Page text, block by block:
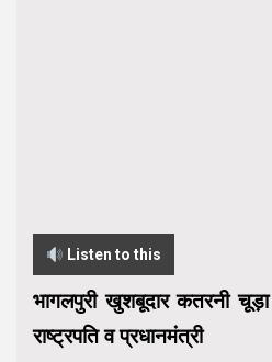
Listen to this
भागलपुरी खुशबूदार कतरनी
राष्ट्रपति व प्रधानमंत्री